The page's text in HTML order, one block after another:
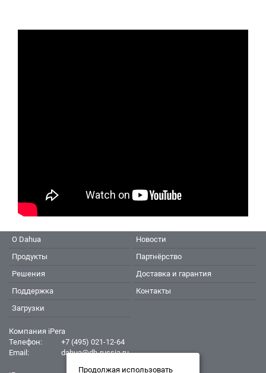
О Dahua
Продукты
Решения
Поддержка
Загрузки
Новости
Партнёрство
Доставка и гарантия
Контакты
Компания iPera
Телефон:
+7 (495) 021-12-64
Email:
dahua@dh-russia.ru
Продолжая использовать